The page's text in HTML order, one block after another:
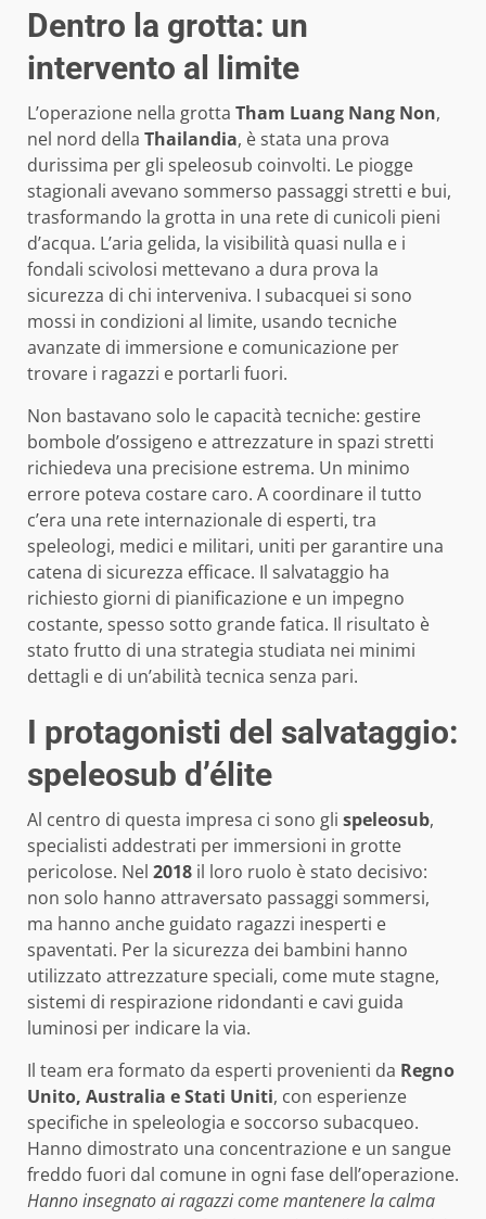
Dentro la grotta: un
intervento al limite
L’operazione nella grotta Tham Luang Nang Non,
nel nord della Thailandia, è stata una prova
durissima per gli speleosub coinvolti. Le piogge
stagionali avevano sommerso passaggi stretti e bui,
trasformando la grotta in una rete di cunicoli pieni
d’acqua. L’aria gelida, la visibilità quasi nulla e i
fondali scivolosi mettevano a dura prova la
sicurezza di chi interveniva. I subacquei si sono
mossi in condizioni al limite, usando tecniche
avanzate di immersione e comunicazione per
trovare i ragazzi e portarli fuori.
Non bastavano solo le capacità tecniche: gestire
bombole d’ossigeno e attrezzature in spazi stretti
richiedeva una precisione estrema. Un minimo
errore poteva costare caro. A coordinare il tutto
c’era una rete internazionale di esperti, tra
speleologi, medici e militari, uniti per garantire una
catena di sicurezza efficace. Il salvataggio ha
richiesto giorni di pianificazione e un impegno
costante, spesso sotto grande fatica. Il risultato è
stato frutto di una strategia studiata nei minimi
dettagli e di un’abilità tecnica senza pari.
I protagonisti del salvataggio:
speleosub d’élite
Al centro di questa impresa ci sono gli speleosub,
specialisti addestrati per immersioni in grotte
pericolose. Nel 2018 il loro ruolo è stato decisivo:
non solo hanno attraversato passaggi sommersi,
ma hanno anche guidato ragazzi inesperti e
spaventati. Per la sicurezza dei bambini hanno
utilizzato attrezzature speciali, come mute stagne,
sistemi di respirazione ridondanti e cavi guida
luminosi per indicare la via.
Il team era formato da esperti provenienti da Regno
Unito, Australia e Stati Uniti, con esperienze
specifiche in speleologia e soccorso subacqueo.
Hanno dimostrato una concentrazione e un sangue
freddo fuori dal comune in ogni fase dell’operazione.
Hanno insegnato ai ragazzi come mantenere la calma